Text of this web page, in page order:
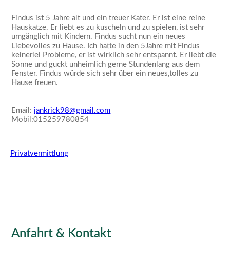
Findus ist 5 Jahre alt und ein treuer Kater. Er ist eine reine
Hauskatze. Er liebt es zu kuscheln und zu spielen, ist sehr
umgänglich mit Kindern. Findus sucht nun ein neues
Liebevolles zu Hause. Ich hatte in den 5Jahre mit Findus
keinerlei Probleme, er ist wirklich sehr entspannt. Er liebt die
Sonne und guckt unheimlich gerne Stundenlang aus dem
Fenster. Findus würde sich sehr über ein neues,tolles zu
Hause freuen.
Email: jankrick98@gmail.com
Mobil:015259780854
Privatvermittlung
Anfahrt & Kontakt